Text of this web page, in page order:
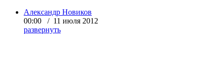
Александр Новиков
00:00 / 11 июля 2012
развернуть